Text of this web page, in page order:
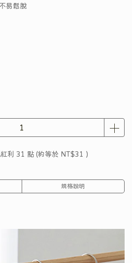
易鬆脫
利 31 點 (約等於 NT$31 )
規格說明